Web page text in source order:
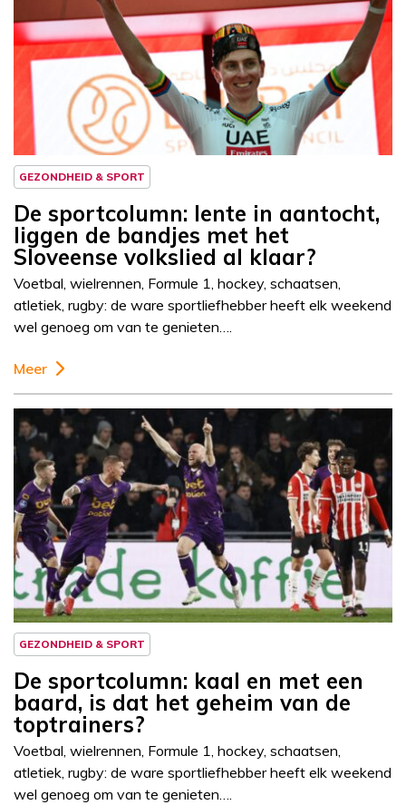
Column
Sportcolumn
GEZONDHEID & SPORT
De sportcolumn: lente in aantocht,
liggen de bandjes met het
Sloveense volkslied al klaar?
Voetbal, wielrennen, Formule 1, hockey, schaatsen,
atletiek, rugby: de ware sportliefhebber heeft elk weekend
wel genoeg om van te genieten….
Meer
Column
Sportcolumn
GEZONDHEID & SPORT
De sportcolumn: kaal en met een
baard, is dat het geheim van de
toptrainers?
Voetbal, wielrennen, Formule 1, hockey, schaatsen,
atletiek, rugby: de ware sportliefhebber heeft elk weekend
wel genoeg om van te genieten….